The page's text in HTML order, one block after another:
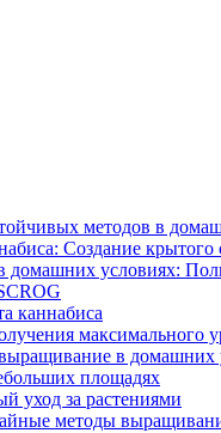
методов в
Создание крытого
домашних условиях:
каннабиса
максимального
в домашних
площадях
уход за растениями
методы